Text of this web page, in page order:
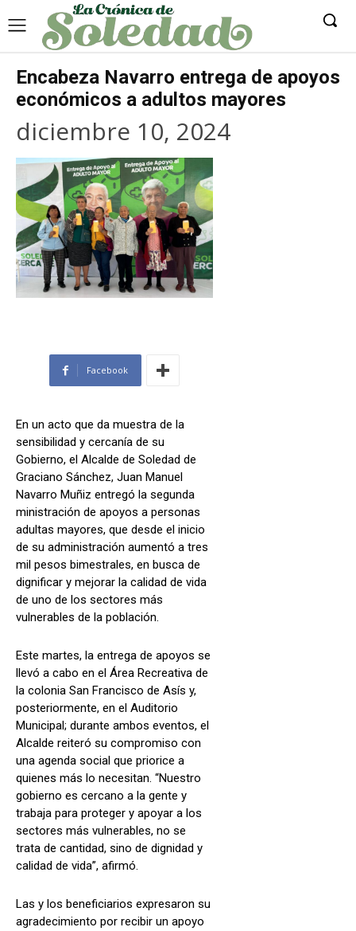
Encabeza Navarro entrega de apoyos
económicos a adultos mayores
diciembre 10, 2024
Facebook
En un acto que da muestra de la
sensibilidad y cercanía de su
Gobierno, el Alcalde de Soledad de
Graciano Sánchez, Juan Manuel
Navarro Muñiz entregó la segunda
ministración de apoyos a personas
adultas mayores, que desde el inicio
de su administración aumentó a tres
mil pesos bimestrales, en busca de
dignificar y mejorar la calidad de vida
de uno de los sectores más
vulnerables de la población.
Este martes, la entrega de apoyos se
llevó a cabo en el Área Recreativa de
la colonia San Francisco de Asís y,
posteriormente, en el Auditorio
Municipal; durante ambos eventos, el
Alcalde reiteró su compromiso con
una agenda social que priorice a
quienes más lo necesitan. “Nuestro
gobierno es cercano a la gente y
trabaja para proteger y apoyar a los
sectores más vulnerables, no se
trata de cantidad, sino de dignidad y
calidad de vida”, afirmó.
Las y los beneficiarios expresaron su
agradecimiento por recibir un apoyo